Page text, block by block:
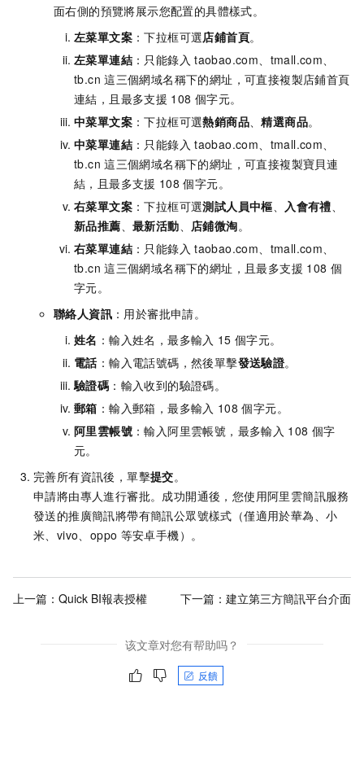
面右側的預覽將展示您配置的具體樣式。
左菜單文案 ：下拉框可選店鋪首頁。
左菜單連結 ：只能錄入 taobao.com、tmall.com、
tb.cn 這三個網域名稱下的網址，可直接複製店鋪首頁
連結，且最多支援 108 個字元。
中菜單文案 ：下拉框可選熱銷商品 、精選商品。
中菜單連結 ：只能錄入 taobao.com、tmall.com、
tb.cn 這三個網域名稱下的網址，可直接複製寶貝連
結，且最多支援 108 個字元。
右菜單文案 ：下拉框可選測試人員中樞 入會有禮
新品推薦 、最新活動 店鋪微淘。
右菜單連結 ：只能錄入 taobao.com、tmall.com、
tb.cn 這三個網域名稱下的網址，且最多支援 108 個
字元。
聯絡人資訊 ：用於審批申請。
姓名 ：輸入姓名，最多輸入 15 個字元。
電話：輸入電話號碼，然後單擊發送驗證。
驗證碼 ：輸入收到的驗證碼。
郵箱 ：輸入郵箱，最多輸入 108 個字元。
阿里雲帳號 ：輸入阿里雲帳號，最多輸入 108 個字
元。
完善所有資訊後，單擊提交。
申請將由專人進行審批。成功開通後，您使用阿里雲簡訊服務
發送的推廣簡訊將帶有簡訊公眾號樣式（僅適用於華為、小
米、vivo、oppo 等安卓手機）。
上一篇： Quick BI報表授權 下一篇： 建立第三方簡訊平台介面
该文章对您有帮助吗？
反饋